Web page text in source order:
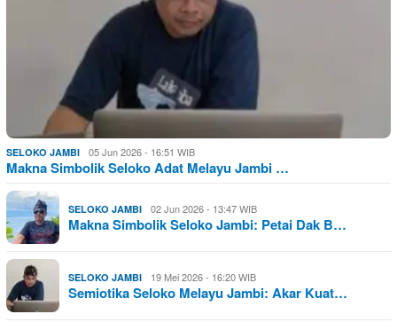
SELOKO JAMBI 05 Jun 2026 - 16:51 WIB
Makna Simbolik Seloko Adat Melayu Jambi …
SELOKO JAMBI 02 Jun 2026 - 13:47 WIB
Makna Simbolik Seloko Jambi: Petai Dak B…
SELOKO JAMBI 19 Mei 2026 - 16:20 WIB
Semiotika Seloko Melayu Jambi: Akar Kuat…